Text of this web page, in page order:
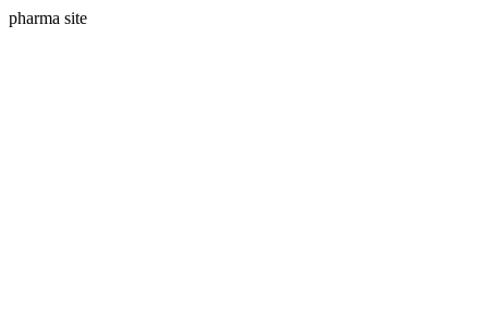
pharma site